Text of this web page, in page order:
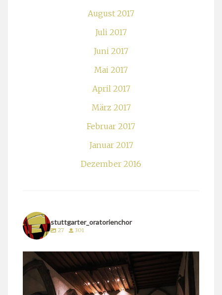
August 2017
Juli 2017
Juni 2017
Mai 2017
April 2017
März 2017
Februar 2017
Januar 2017
Dezember 2016
stuttgarter_oratorienchor
27 301
stuttgarter_oratorienchor
März 24